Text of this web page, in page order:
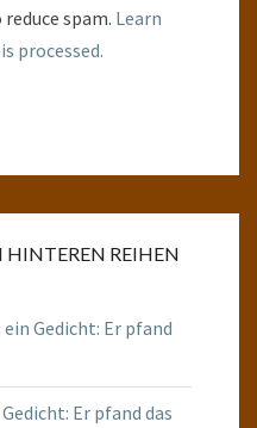
spam. Learn
processed.
HINTEREN REIHEN
Gedicht: Er pfand
Er pfand das